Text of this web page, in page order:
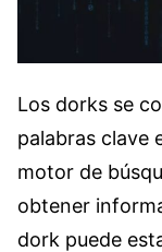
Los dorks se
palabras clave
motor de
obtener
dork puede